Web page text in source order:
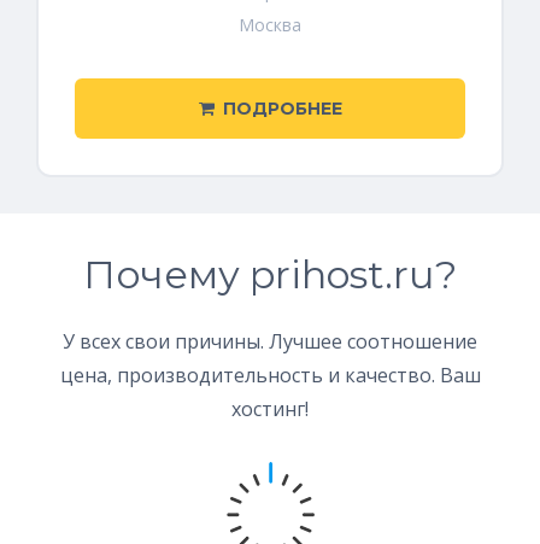
Москва
ПОДРОБНЕЕ
Почему prihost.ru?
У всех свои причины. Лучшее соотношение
цена, производительность и качество. Ваш
хостинг!